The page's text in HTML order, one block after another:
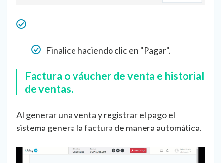
Finalice haciendo clic en "Pagar".
Factura o váucher de venta e historial
de ventas.
Al generar una venta y registrar el pago el
sistema genera la factura de manera automática.